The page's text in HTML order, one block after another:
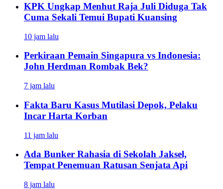
KPK Ungkap Menhut Raja Juli Diduga Tak
Cuma Sekali Temui Bupati Kuansing
10 jam lalu
Perkiraan Pemain Singapura vs Indonesia:
John Herdman Rombak Bek?
7 jam lalu
Fakta Baru Kasus Mutilasi Depok, Pelaku
Incar Harta Korban
11 jam lalu
Ada Bunker Rahasia di Sekolah Jaksel,
Tempat Penemuan Ratusan Senjata Api
8 jam lalu